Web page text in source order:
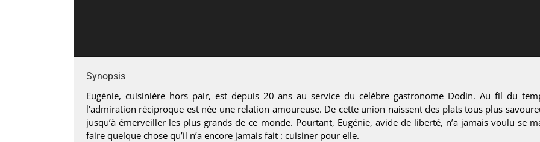
Synopsis
Eugénie, cuisinière hors pair, est depuis 20 ans au service du célèbre gastronome Dodin. Au fil du
l'admiration réciproque est née une relation amoureuse. De cette union naissent des plats tous plus
jusqu’à émerveiller les plus grands de ce monde. Pourtant, Eugénie, avide de liberté, n’a jamais voulu se
faire quelque chose qu’il n’a encore jamais fait : cuisiner pour elle.